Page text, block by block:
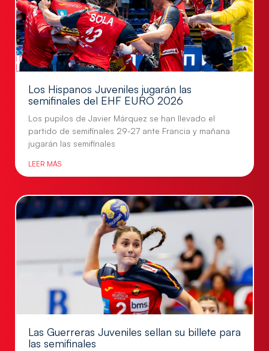
Los Hispanos Juveniles jugarán las
semifinales del EHF EURO 2026
Los pupilos de Javier Márquez se han llevado el
partido de semifinales 29-27 ante Francia y mañana
jugarán las semifinales
LEER MÁS
Las Guerreras Juveniles sellan su billete para
las semifinales